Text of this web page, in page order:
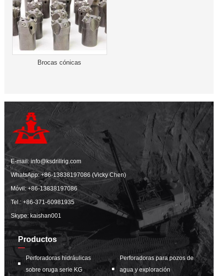
Brocas cónicas
E-mail:info@ksdrillrig.com
WhatsApp:+86-13838197086 (Vicky Chen)
Móvil:+86-13838197086
Tel.:+86-371-60981935
Skype: kaishan001
Productos
Perforadoras hidráulicas
sobre oruga serie KG
Perforadoras para pozos de
agua y exploración